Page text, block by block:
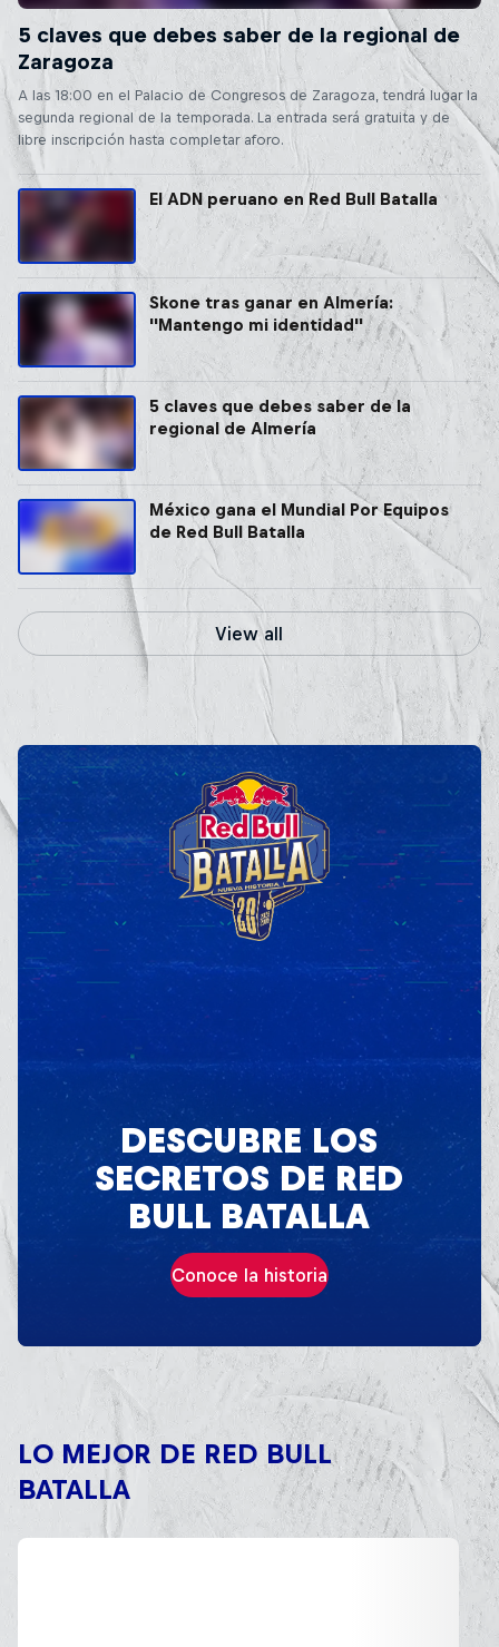
5 claves que debes saber de la regional de
Zaragoza
A las 18:00 en el Palacio de Congresos de Zaragoza, tendrá lugar la
segunda regional de la temporada. La entrada será gratuita y de
libre inscripción hasta completar aforo.
El ADN peruano en Red Bull Batalla
Skone tras ganar en Almería:
''Mantengo mi identidad''
5 claves que debes saber de la
regional de Almería
México gana el Mundial Por Equipos
de Red Bull Batalla
View all
DESCUBRE LOS
SECRETOS DE RED
BULL BATALLA
Conoce la historia
LO MEJOR DE RED BULL
BATALLA